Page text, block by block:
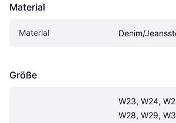
Material
Material Denim/
Größe
W23, W24,
W28, W29,